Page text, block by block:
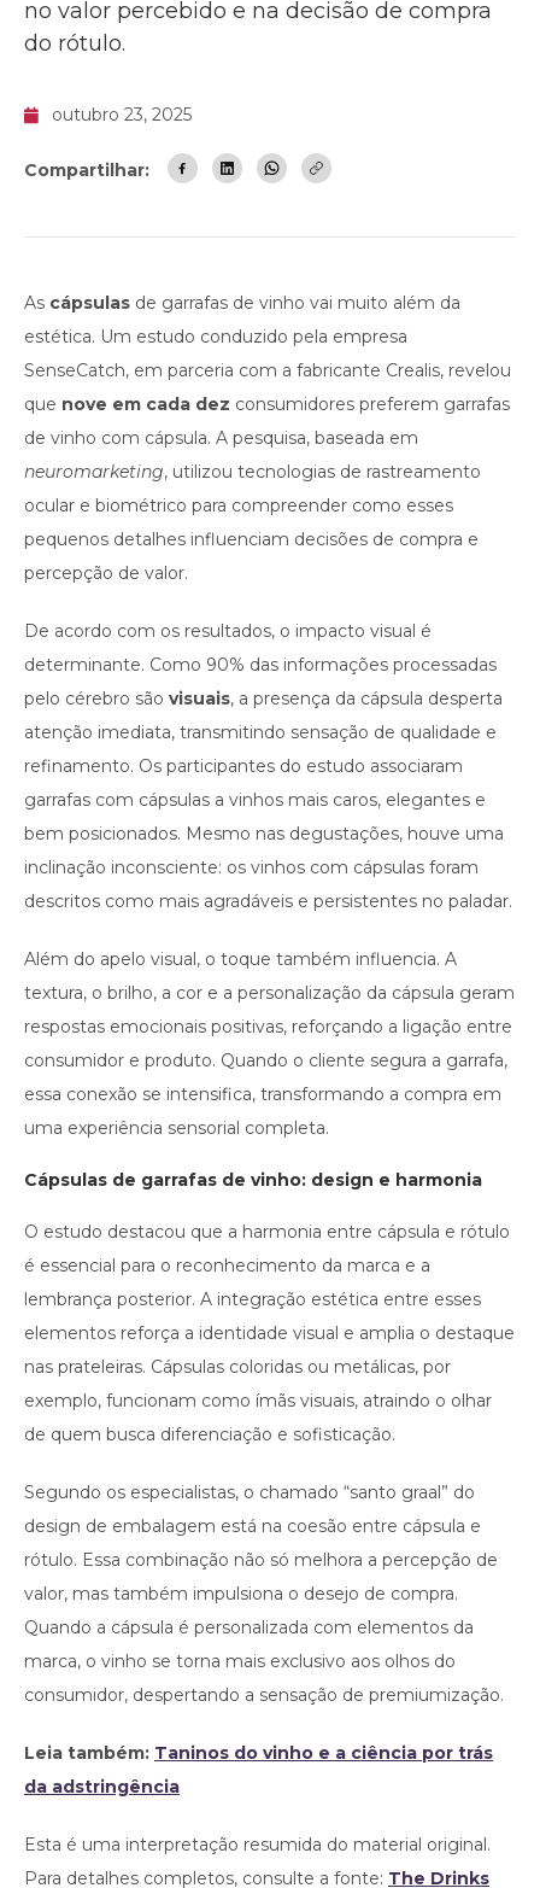
no valor percebido e na decisão de compra
do rótulo.
outubro 23, 2025
Compartilhar:
As cápsulas de garrafas de vinho vai muito além da
estética. Um estudo conduzido pela empresa
SenseCatch, em parceria com a fabricante Crealis, revelou
que nove em cada dez consumidores preferem garrafas
de vinho com cápsula. A pesquisa, baseada em
neuromarketing, utilizou tecnologias de rastreamento
ocular e biométrico para compreender como esses
pequenos detalhes influenciam decisões de compra e
percepção de valor.
De acordo com os resultados, o impacto visual é
determinante. Como 90% das informações processadas
pelo cérebro são visuais, a presença da cápsula desperta
atenção imediata, transmitindo sensação de qualidade e
refinamento. Os participantes do estudo associaram
garrafas com cápsulas a vinhos mais caros, elegantes e
bem posicionados. Mesmo nas degustações, houve uma
inclinação inconsciente: os vinhos com cápsulas foram
descritos como mais agradáveis e persistentes no paladar.
Além do apelo visual, o toque também influencia. A
textura, o brilho, a cor e a personalização da cápsula geram
respostas emocionais positivas, reforçando a ligação entre
consumidor e produto. Quando o cliente segura a garrafa,
essa conexão se intensifica, transformando a compra em
uma experiência sensorial completa.
Cápsulas de garrafas de vinho: design e harmonia
O estudo destacou que a harmonia entre cápsula e rótulo
é essencial para o reconhecimento da marca e a
lembrança posterior. A integração estética entre esses
elementos reforça a identidade visual e amplia o destaque
nas prateleiras. Cápsulas coloridas ou metálicas, por
exemplo, funcionam como ímãs visuais, atraindo o olhar
de quem busca diferenciação e sofisticação.
Segundo os especialistas, o chamado “santo graal” do
design de embalagem está na coesão entre cápsula e
rótulo. Essa combinação não só melhora a percepção de
valor, mas também impulsiona o desejo de compra.
Quando a cápsula é personalizada com elementos da
marca, o vinho se torna mais exclusivo aos olhos do
consumidor, despertando a sensação de premiumização.
Leia também: Taninos do vinho e a ciência por trás
da adstringência
Esta é uma interpretação resumida do material original.
Para detalhes completos, consulte a fonte: The Drinks